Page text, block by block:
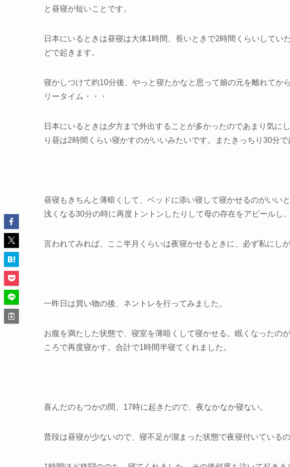
と昼寝が短いことです。
日本にいるときは昼寝は大体1時間、長いときで2時間くらいしてい
どで起きます。
寝かしつけて約10分後、やっと寝たかなと思って娘の元を離れてか
リータイム・・・
日本にいるときは夕方まで外出することが多かったのであまり気に
り昼は2時間くらい寝かすのがいいみたいです。またきっちり30分
昼寝もきちんと薄暗くして、ベッドに添い寝して寝かせるのがいい
浅くなる30分の時に再度トントンしたりして母の存在をアピールし
言われてみれば、ここ半月くらいは夜寝かせるときに、必ず私にし
一昨日は買い物の後、ネントレを行ってみました。
お腹を満たした状態で、寝室を薄暗くして寝かせる。眠くなったの
ころで再度寝かす。合計で1時間半寝てくれました。
喜んだのもつかの間、17時に起きたので、夜なかなか寝ない。
普段は昼寝が少ないので、寝不足が溜まった状態で夜寝付いているの